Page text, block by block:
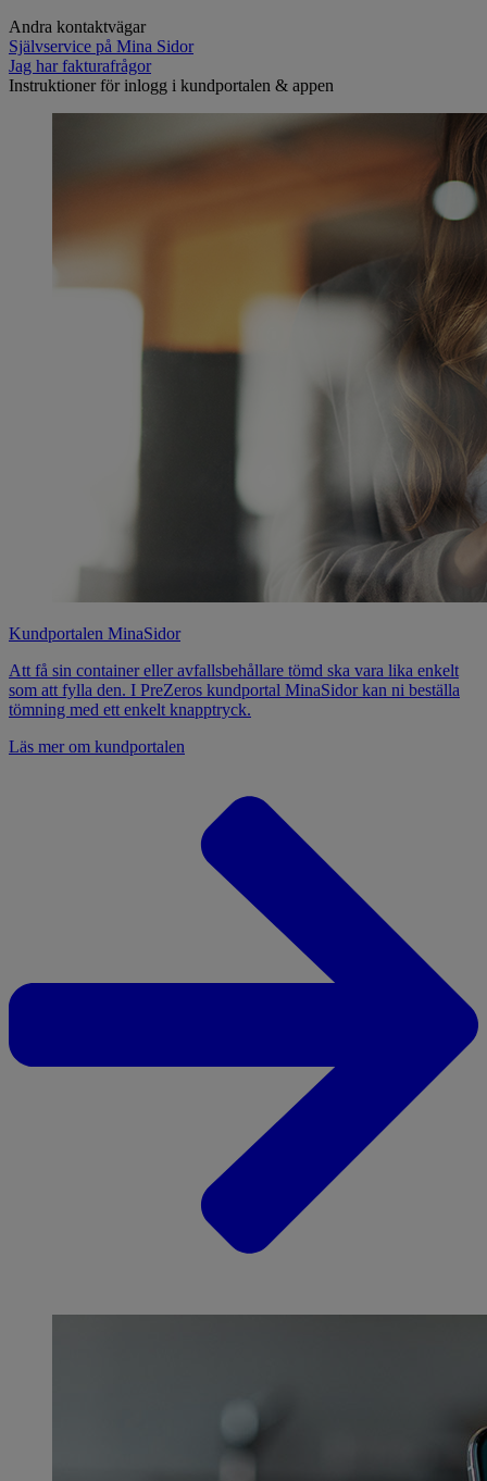
Andra kontaktvägar
Självservice på Mina Sidor
Jag har fakturafrågor
Instruktioner för inlogg i kundportalen & appen
Kundportalen MinaSidor
Att få sin container eller avfallsbehållare tömd ska vara lika enkelt
som att fylla den. I PreZeros kundportal MinaSidor kan ni beställa
tömning med ett enkelt knapptryck.
Läs mer om kundportalen